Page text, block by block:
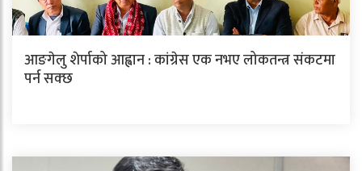
आङगेलु शेर्पाको आह्वान : कांग्रेस एक नभए लोकतन्त्र संकटमा
पर्न सक्छ